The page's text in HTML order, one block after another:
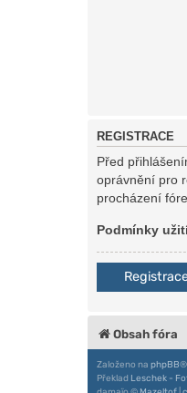
REGISTRACE
Před
oprávnění pro
procházení
Podmínky
Obsah fóra
Založeno na phpBB®
Překlad Leschek -